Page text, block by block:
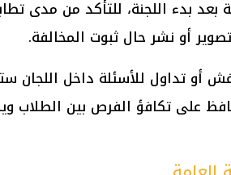
بعد بدء اللجنة، للتأكد من مدى
أو نشر حال ثبوت المخالفة.
أو تداول للأسئلة داخل اللجان
على تكافؤ الفرص بين الطلاب